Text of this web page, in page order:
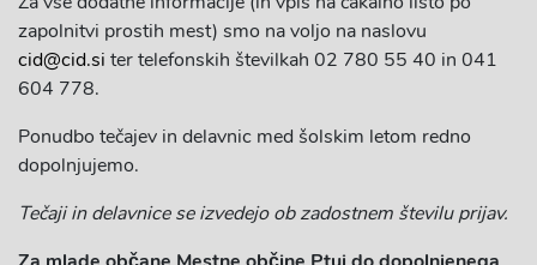
zapolnitvi prostih mest) smo na voljo na naslovu
cid@cid.si ter telefonskih številkah 02 780 55 40 in 041
604 778.
Ponudbo tečajev in delavnic med šolskim letom redno
dopolnjujemo.
Tečaji in delavnice se izvedejo ob zadostnem številu prijav.